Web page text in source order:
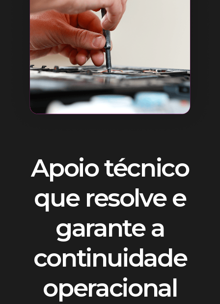
Apoio técnico
que resolve e
garante a
continuidade
operacional